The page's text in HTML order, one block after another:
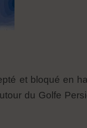
et bloqué en
du Golfe